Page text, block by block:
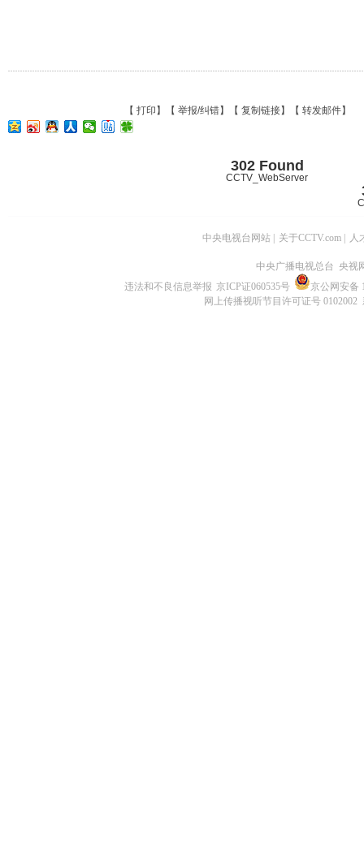
【 打印 】【 举报/纠错】【 复制链接】【 转发邮件】
302 Found
CCTV_WebServer
中央电视台网站 关于CCTV.com 人
中央广播电视总台 央视
违法和不良信息举报 京ICP证060535号
京公网安备
网上传播视听节目许可证号 0102002